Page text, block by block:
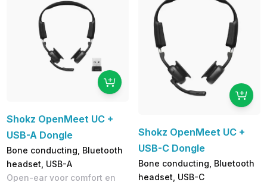
Shokz OpenMeet UC +
USB-A Dongle
Bone conducting, Bluetooth
headset, USB-A
Open-ear voor comfort en
Shokz OpenMeet UC +
USB-C Dongle
Bone conducting, Bluetooth
headset, USB-C